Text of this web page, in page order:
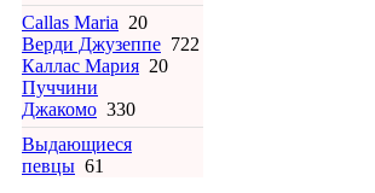
Callas Maria 20
Верди Джузеппе 722
Каллас Мария 20
Пуччини
Джакомо 330
Выдающиеся
певцы 61